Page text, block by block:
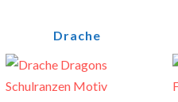
Drache